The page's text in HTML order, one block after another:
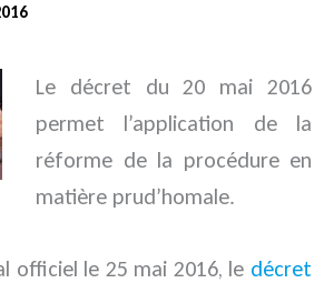
Le décret du 20 mai 2016
permet l’application de la
réforme de la procédure en
matière prud’homale.
officiel le 25 mai 2016, le décret